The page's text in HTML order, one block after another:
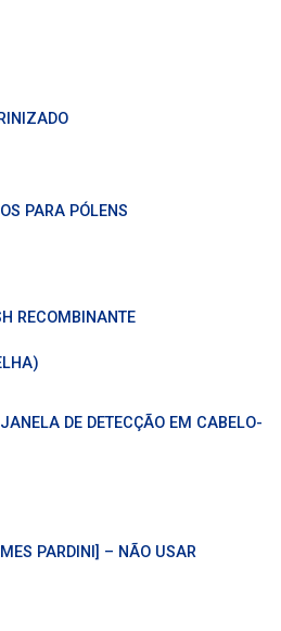
PARA PÓLENS
RECOMBINANTE
DE DETECÇÃO EM CABELO-
PARDINI] – NÃO USAR